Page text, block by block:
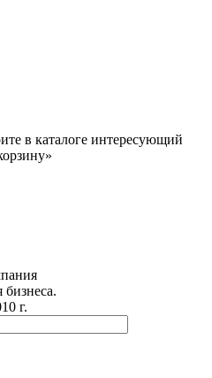
в каталоге интересующий
г.